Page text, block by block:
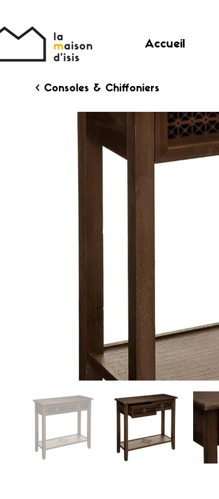
Accueil
< Consoles & Chiffoniers